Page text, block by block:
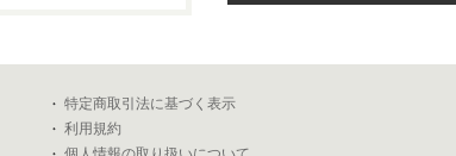
特定商取引法に基づく表示
利用規約